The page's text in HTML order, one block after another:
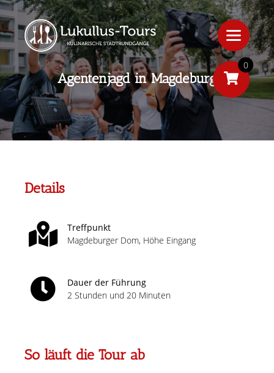
Agentenjagd in Magdeburg
Details
Treffpunkt
Magdeburger Dom, Höhe Eingang
Dauer der Führung
2 Stunden und 20 Minuten
So läuft die Tour ab
0